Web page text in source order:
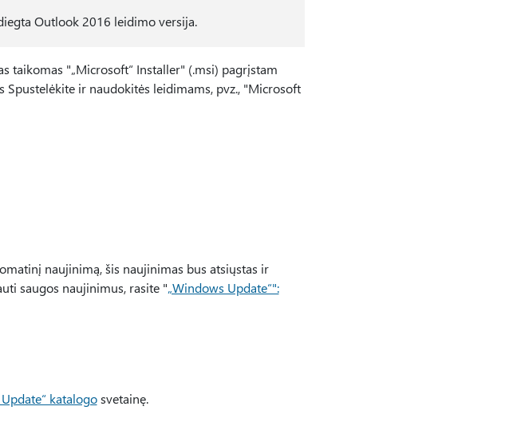
Outlook 2016 leidimo versija.
taikomas "„Microsoft“ Installer" (.msi) pagrįstam
ir naudokitės leidimams, pvz., "Microsoft
naujinimą, šis naujinimas bus atsiųstas ir
saugos naujinimus, rasite "„Windows Update“":
katalogosvetainę.